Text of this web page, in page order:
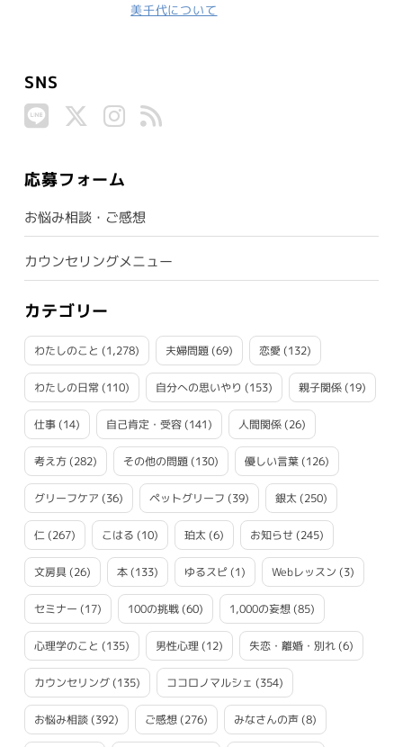
美千代について
SNS
応募フォーム
お悩み相談・ご感想
カウンセリングメニュー
カテゴリー
わたしのこと (1,278) 夫婦問題(69) 恋愛 (132)
わたしの日常(110) 自分への思いやり (153) 親子関係(19)
仕事(14) 自己肯定・受容(141) 人間関係(26)
考え方(282) その他の問題(130) 優しい言葉(126)
グリーフケア (36) ペットグリーフ (39) 銀太 (250)
仁(267) こはる (10) 珀太 (6) お知らせ (245)
文房具(26) 本(133) ゆるスピ(1) Webレッスン (3)
セミナー (17) 100の挑戦(60) 1,000の妄想(85)
心理学のこと (135) 男性心理(12) 失恋・離婚・別れ(6)
カウンセリング(135) ココロノマルシェ (354)
お悩み相談(392) ご感想(276) みなさんの声(8)